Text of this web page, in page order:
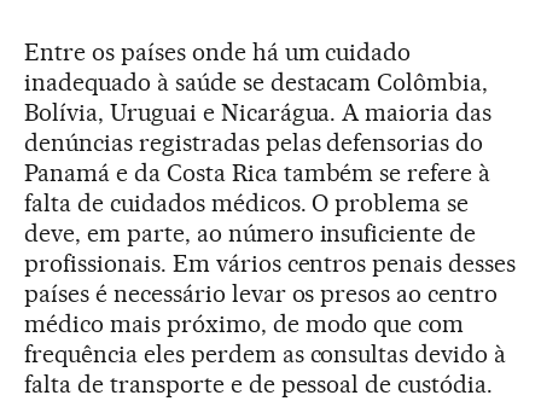
Entre os países onde há um cuidado
inadequado à saúde se destacam Colômbia,
Bolívia, Uruguai e Nicarágua. A maioria das
denúncias registradas pelas defensorias do
Panamá e da Costa Rica também se refere à
falta de cuidados médicos. O problema se
deve, em parte, ao número insuficiente de
profissionais. Em vários centros penais desses
países é necessário levar os presos ao centro
médico mais próximo, de modo que com
frequência eles perdem as consultas devido à
falta de transporte e de pessoal de custódia.